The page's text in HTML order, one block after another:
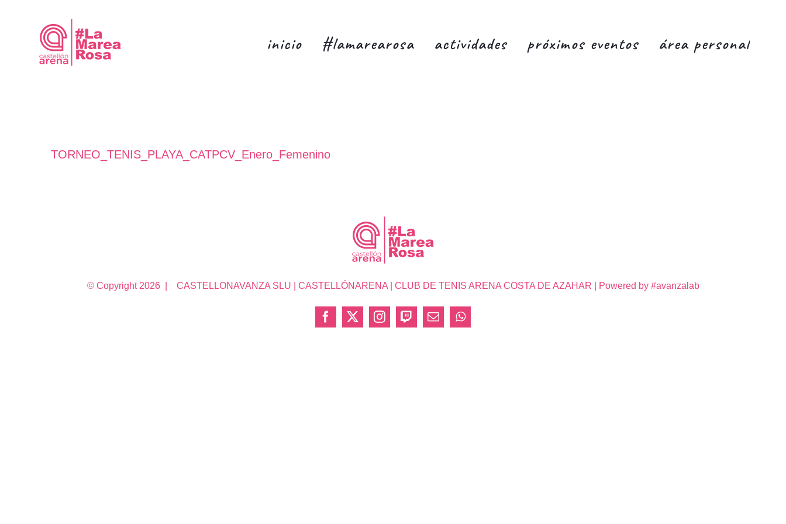
contenido
inicio #lamarearosa actividades próximos eventos área personal
TORNEO_TENIS_PLAYA_CATPCV_Enero_Femenino
© Copyright 2026 | CASTELLONAVANZA SLU | CASTELLÓNARENA | CLUB DE TENIS ARENA COSTA DE AZAHAR | Powered by #avanzalab
Facebook
X InstagramTwitchCorreoWhatsApp